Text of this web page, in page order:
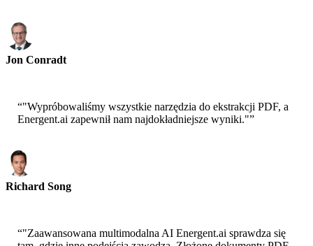
Jon Conradt
“"Wypróbowaliśmy wszystkie narzędzia do ekstrakcji PDF, a
Energent.ai zapewnił nam najdokładniejsze wyniki."”
Richard Song
“"Zaawansowana multimodalna AI Energent.ai sprawdza się